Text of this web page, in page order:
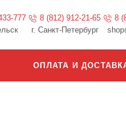
777
8 (812) 912-21-65
г. Санкт-Петербург
8
ОПЛАТА И